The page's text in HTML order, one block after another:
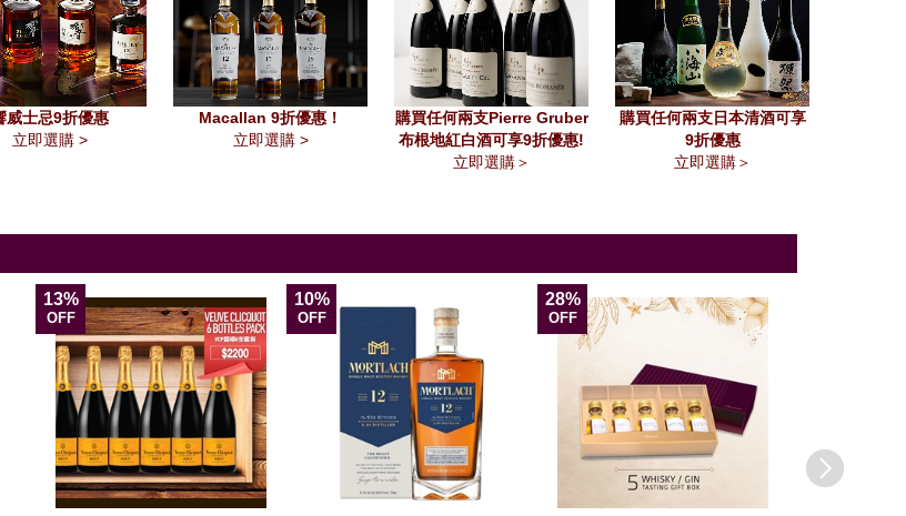
威士忌9折優惠
立即選購 >
Macallan 9折優惠！
立即選購 >
購買任何兩支Pierre Gruber
布根地紅白酒可享9折優惠!
立即選購＞
購買任何兩支日本清酒可享
9折優惠
立即選購＞
13%
OFF
10%
OFF
28%
OFF